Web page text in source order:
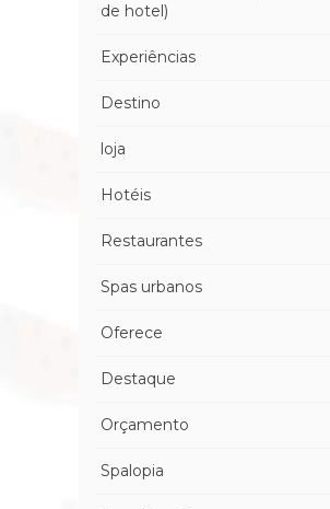
de hotel)
Experiências
Destino
loja
Hotéis
Restaurantes
Spas urbanos
Oferece
Destaque
Orçamento
Spalopia